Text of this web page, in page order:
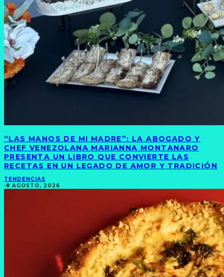
“LAS MANOS DE MI MADRE”: LA ABOGADO Y
CHEF VENEZOLANA MARIANNA MONTANARO
PRESENTA UN LIBRO QUE CONVIERTE LAS
RECETAS EN UN LEGADO DE AMOR Y TRADICIÓN
TENDENCIAS
·8 AGOSTO, 2026